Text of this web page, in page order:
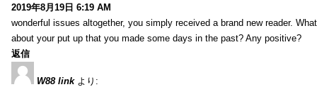
2019年8月19日 6:19 AM
wonderful issues altogether, you simply received a brand new reader.
about your put up that you made some days in the past? Any positive?
返信
W88 link より: